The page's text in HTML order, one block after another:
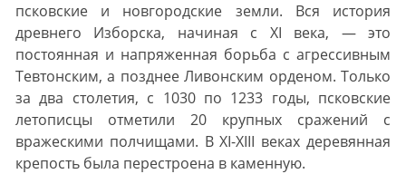
псковские и новгородские земли. Вся история
древнего Изборска, начиная с XI века, — это
постоянная и напряженная борьба с агрессивным
Тевтонским, а позднее Ливонским орденом. Только
за два столетия, с 1030 по 1233 годы, псковские
летописцы отметили 20 крупных сражений с
вражескими полчищами. В XI-XIII веках деревянная
крепость была перестроена в каменную.